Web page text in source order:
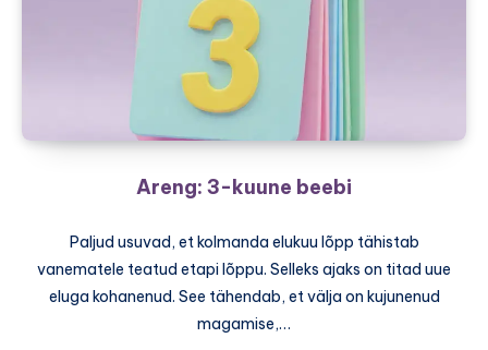
Areng: 3-kuune beebi
Paljud usuvad, et kolmanda elukuu lõpp tähistab
vanematele teatud etapi lõppu. Selleks ajaks on titad uue
eluga kohanenud. See tähendab, et välja on kujunenud
magamise,…